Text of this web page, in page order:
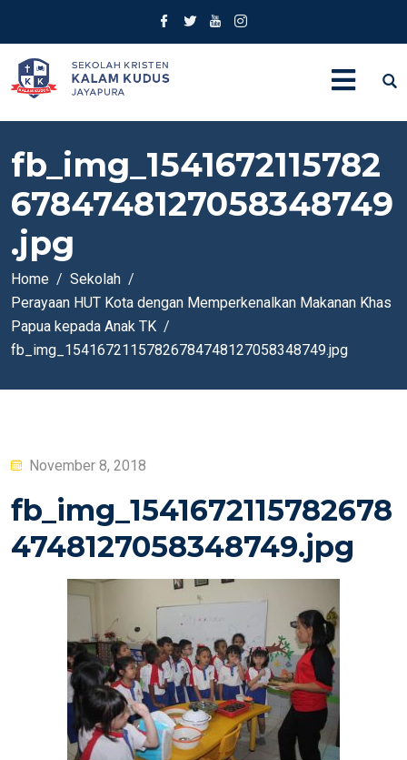
fb_img_1541672115782
6784748127058348749
.jpg
Home
Sekolah
Perayaan HUT Kota dengan Memperkenalkan Makanan Khas
Papua kepada Anak TK
fb_img_15416721157826784748127058348749.jpg
Posted
November 8, 2018
fb_img_1541672115782678
4748127058348749.jpg